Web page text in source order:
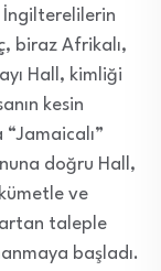
İngilterelilerin
biraz Afrikalı,
Hall, kimliği
kesin
doğru Hall,
ve
taleple
başladı.